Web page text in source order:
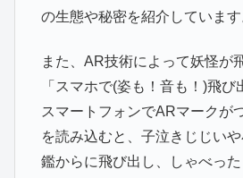
の生態や秘密を紹介しています
また、AR技術によって妖怪が
「スマホで(姿も！音も！)飛び
スマートフォンでARマークが
を読み込むと、子泣きじじい
鑑からに飛び出し、しゃべっ